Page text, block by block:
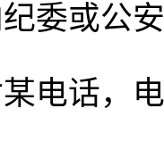
委或公
电话，